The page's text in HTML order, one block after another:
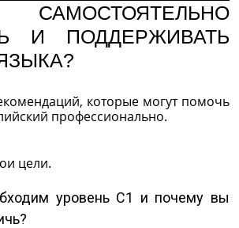
И ПОДДЕРЖИВАТЬ
которые могут помочь
профессионально.
цели.
уровень C1 и почему вы